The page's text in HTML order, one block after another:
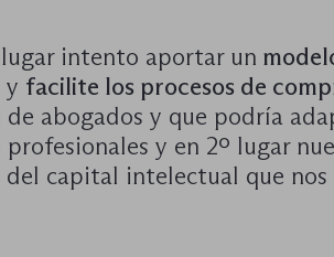
intento aportar un
y facilite los procesos de
de abogados y que podría
profesionales y en 2º lugar
capital intelectual que nos